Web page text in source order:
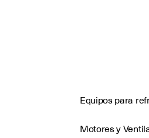
Equipos para
Motores y